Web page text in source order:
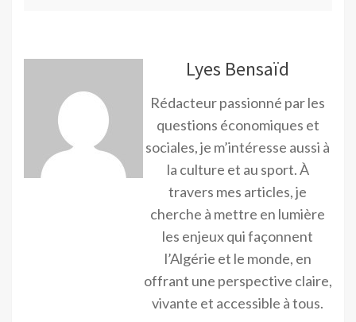
Lyes Bensaïd
Rédacteur passionné par les
questions économiques et
sociales, je m’intéresse aussi à
la culture et au sport. À
travers mes articles, je
cherche à mettre en lumière
les enjeux qui façonnent
l’Algérie et le monde, en
offrant une perspective claire,
vivante et accessible à tous.